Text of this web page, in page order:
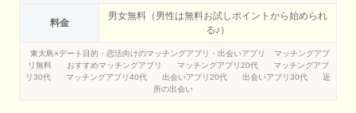
料金
男女無料（男性は無料お試しポイントから始められ
る♪）
東大島×デート目的・恋活向けのマッチングアプリ・出会いアプリ
マッチングアプ
リ無料
おすすめマッチングアプリ マッチングアプリ20代
マッチングアプ
リ30代
マッチングアプリ40代 出会いアプリ20代 出会いアプリ30代
近
所の出会い